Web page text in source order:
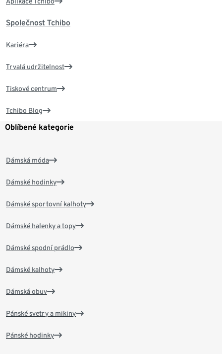
Společnost Tchibo
Kariéra
Trvalá udržitelnost
Tiskové centrum
Tchibo Blog
Oblíbené kategorie
Dámská móda
Dámské hodinky
Dámské sportovní kalhoty
Dámské halenky a topy
Dámské spodní prádlo
Dámské kalhoty
Dámská obuv
Pánské svetry a mikiny
Pánské hodinky